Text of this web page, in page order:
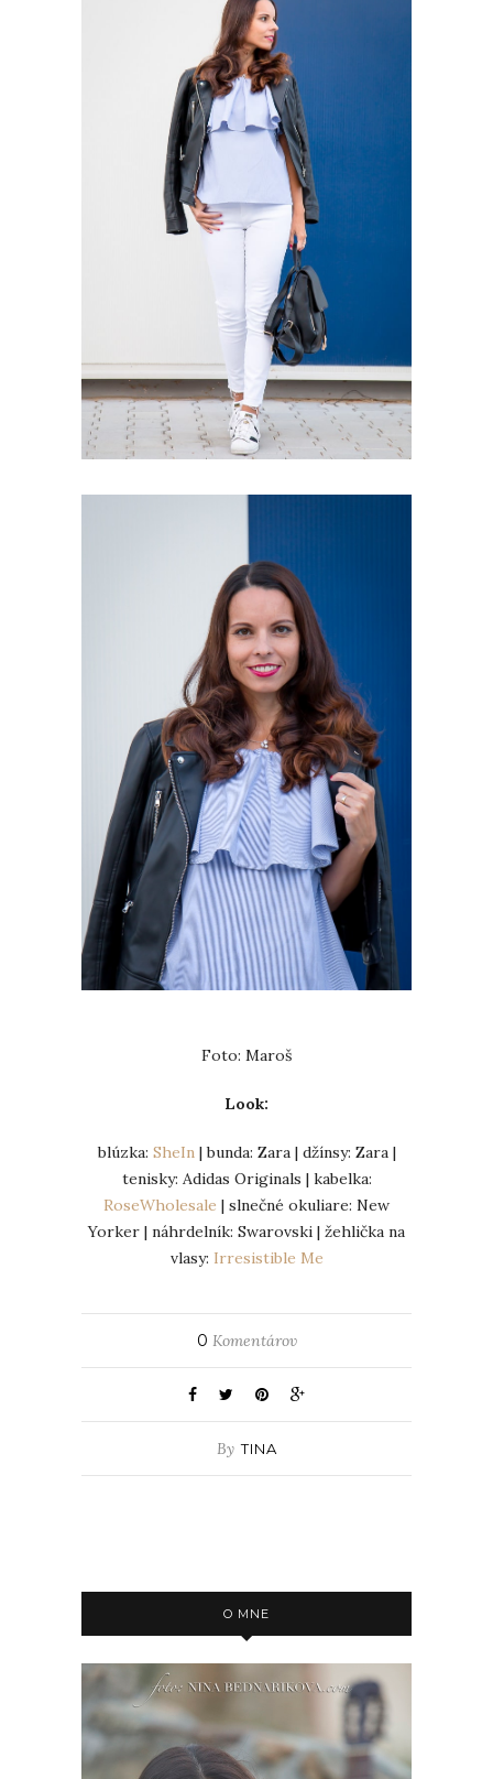
Foto: Maroš
Look:
blúzka: SheIn | bunda: Zara | džínsy: Zara |
tenisky: Adidas Originals | kabelka:
RoseWholesale | slnečné okuliare: New
Yorker | náhrdelník: Swarovski | žehlička na
vlasy: Irresistible Me
0 Komentárov
By TINA
O MNE